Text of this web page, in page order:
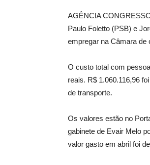
AGÊNCIA
Paulo Foletto (PSB) e
empregar na Câmara de
O custo total com
reais. R$ 1.060.116,96
de transporte.
Os valores estão no
gabinete de Evair Melo
valor gasto em abril foi